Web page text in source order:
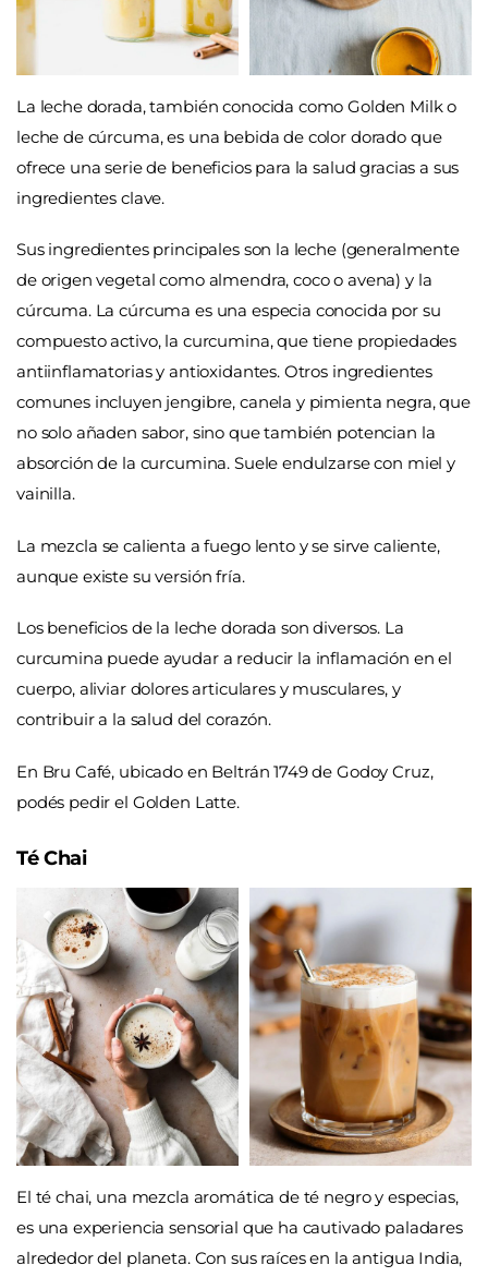
La leche dorada, también conocida como Golden Milk o
leche de cúrcuma, es una bebida de color dorado que
ofrece una serie de beneficios para la salud gracias a sus
ingredientes clave.
Sus ingredientes principales son la leche (generalmente
de origen vegetal como almendra, coco o avena) y la
cúrcuma. La cúrcuma es una especia conocida por su
compuesto activo, la curcumina, que tiene propiedades
antiinflamatorias y antioxidantes. Otros ingredientes
comunes incluyen jengibre, canela y pimienta negra, que
no solo añaden sabor, sino que también potencian la
absorción de la curcumina. Suele endulzarse con miel y
vainilla.
La mezcla se calienta a fuego lento y se sirve caliente,
aunque existe su versión fría.
Los beneficios de la leche dorada son diversos. La
curcumina puede ayudar a reducir la inflamación en el
cuerpo, aliviar dolores articulares y musculares, y
contribuir a la salud del corazón.
En Bru Café, ubicado en Beltrán 1749 de Godoy Cruz,
podés pedir el Golden Latte.
Té Chai
El té chai, una mezcla aromática de té negro y especias,
es una experiencia sensorial que ha cautivado paladares
alrededor del planeta. Con sus raíces en la antigua India,